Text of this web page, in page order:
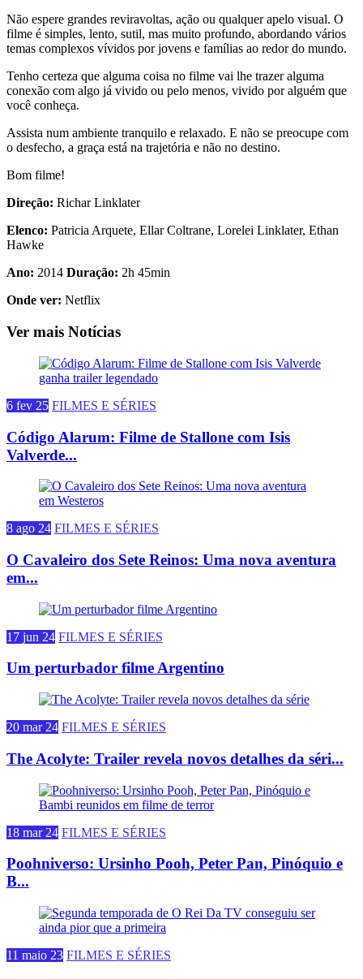
Não espere grandes reviravoltas, ação ou qualquer apelo visual. O
filme é simples, lento, sutil, mas muito profundo, abordando vários
temas complexos vívidos por jovens e famílias ao redor do mundo.
Tenho certeza que alguma coisa no filme vai lhe trazer alguma
conexão com algo já vivido ou pelo menos, vivido por alguém que
você conheça.
Assista num ambiente tranquilo e relaxado. E não se preocupe com
o desfecho, a graça está na trajetória e não no destino.
Bom filme!
Direção: Richar Linklater
Elenco: Patricia Arquete, Ellar Coltrane, Lorelei Linklater, Ethan
Hawke
Ano: 2014 Duração: 2h 45min
Onde ver: Netflix
Ver mais Notícias
6 fev 25 FILMES E SÉRIES
Código Alarum: Filme de Stallone com Isis
Valverde...
8 ago 24 FILMES E SÉRIES
O Cavaleiro dos Sete Reinos: Uma nova aventura
em...
17 jun 24 FILMES E SÉRIES
Um perturbador filme Argentino
20 mar 24 FILMES E SÉRIES
The Acolyte: Trailer revela novos detalhes da séri...
18 mar 24 FILMES E SÉRIES
Poohniverso: Ursinho Pooh, Peter Pan, Pinóquio e
B...
11 maio 23 FILMES E SÉRIES